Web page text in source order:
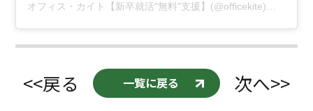
オフィス・カイト【新卒就活"無料"支援】(@officekite)がシェアした投稿
<<戻る 一覧に戻る 次へ>>